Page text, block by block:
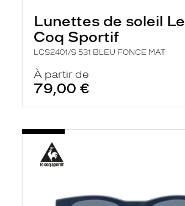
Lunettes de soleil Le
Coq Sportif
LCS2401/S 531 BLEU FONCE MAT
À partir de
79,00 €